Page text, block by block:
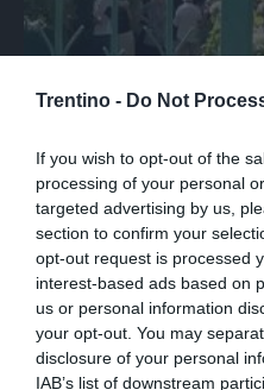
Trentino - Do Not
If you wish to opt-out of the
processing of your personal
targeted advertising by us,
section to confirm your
opt-out request is processed
interest-based ads based on
us or personal information
your opt-out. You may
disclosure of your personal
IAB’s list of downstream
SPETTACOLO
Ultimo saluto a
commozione a